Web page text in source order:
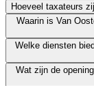
Hoeveel taxateurs
Waarin is Van
Welke diensten
Wat zijn de